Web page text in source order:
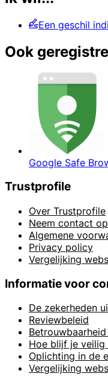
Een geschil
Ook
Google Safe
Trustprofile
Over Trustprofile
Neem contact op
Algemene
Privacy policy
Vergelijking
Informatie voor
De zekerheden
Reviewbeleid
Hoe blijf je
Oplichting in de
Vergelijking